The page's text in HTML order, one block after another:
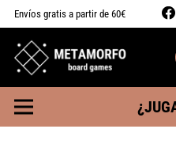
Envíos gratis a partir de 60€